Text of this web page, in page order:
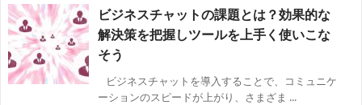
ビジネスチャットの課題とは？効果的な
解決策を把握しツールを上手く使いこな
そう
ビジネスチャットを導入することで、コミュニケ
ーションのスピードが上がり、さまざま ...